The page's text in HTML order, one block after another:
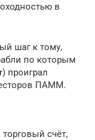
в
шаг к тому,
по которым
проиграл
ПАММ.
счёт,